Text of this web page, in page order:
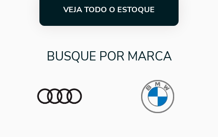
VEJA TODO O ESTOQUE
BUSQUE POR MARCA